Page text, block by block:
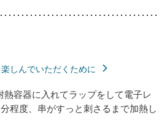
しんでいただくために
容器に入れてラップをして電子レ
程度、串がすっと刺さるまで加熱し